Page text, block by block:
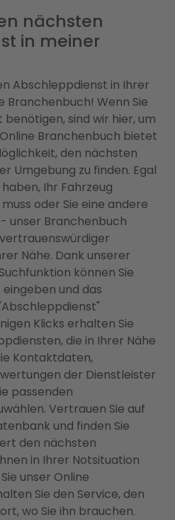
nächsten
in meiner
Abschleppdienst in Ihrer
Branchenbuch! Wenn Sie
sind wir hier, um
Branchenbuch bietet
den nächsten
Umgebung zu finden. Egal
Ihr Fahrzeug
oder Sie eine andere
unser Branchenbuch
Nähe. Dank unserer
können Sie
und das
Klicks erhalten Sie
die in Ihrer Nähe
Kontaktdaten,
der Dienstleister
passenden
Vertrauen Sie auf
und finden Sie
den nächsten
in Ihrer Notsituation
unser Online
Sie den Service, den
wo Sie ihn brauchen.